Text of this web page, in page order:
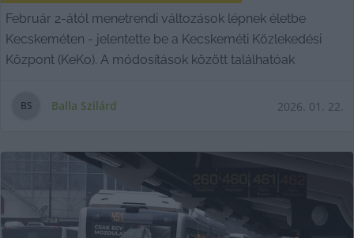
Február 2-ától menetrendi változások lépnek életbe
Kecskeméten - jelentette be a Kecskeméti Közlekedési
Központ (KeKo). A módosítások között találhatóak
BS Balla Szilárd 2026. 01. 22.